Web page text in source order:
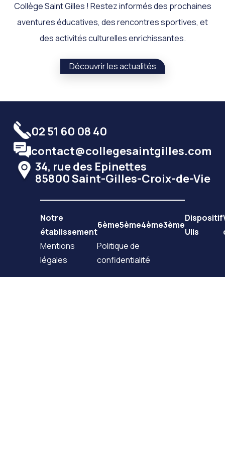
Collège Saint Gilles ! Restez informés des prochaines
aventures éducatives, des rencontres sportives, et
des activités culturelles enrichissantes.
Découvrir les actualités
02 51 60 08 40
contact@collegesaintgilles.com
34, rue des Epinettes
85800 Saint-Gilles-Croix-de-Vie
Notre
établissement
6ème5ème4ème3ème
Dispositif
Ulis
Mentions
légales
Politique de
confidentialité